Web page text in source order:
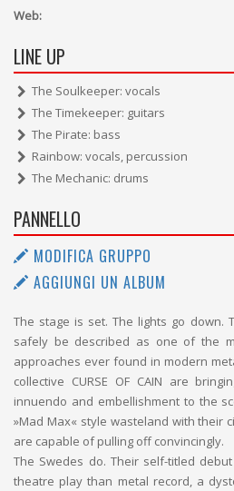
Web:
LINE UP
The Soulkeeper: vocals
The Timekeeper: guitars
The Pirate: bass
Rainbow: vocals, percussion
The Mechanic: drums
PANNELLO
MODIFICA GRUPPO
AGGIUNGI UN ALBUM
The stage is set. The lights go down.
safely be described as one of the
approaches ever found in modern
collective CURSE OF CAIN are
innuendo and embellishment to the
»Mad Max« style wasteland with their
are capable of pulling off convincingly.
The Swedes do. Their self-titled
theatre play than metal record, a